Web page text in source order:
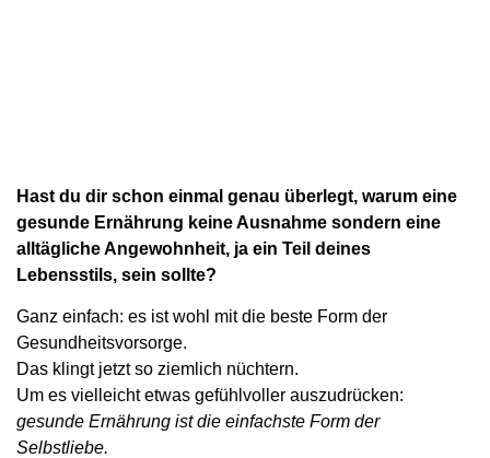
Hast du dir schon einmal genau überlegt, warum eine
gesunde Ernährung keine Ausnahme sondern eine
alltägliche Angewohnheit, ja ein Teil deines
Lebensstils, sein sollte?
Ganz einfach: es ist wohl mit die beste Form der
Gesundheitsvorsorge.
Das klingt jetzt so ziemlich nüchtern.
Um es vielleicht etwas gefühlvoller auszudrücken:
gesunde Ernährung ist die einfachste Form der
Selbstliebe.